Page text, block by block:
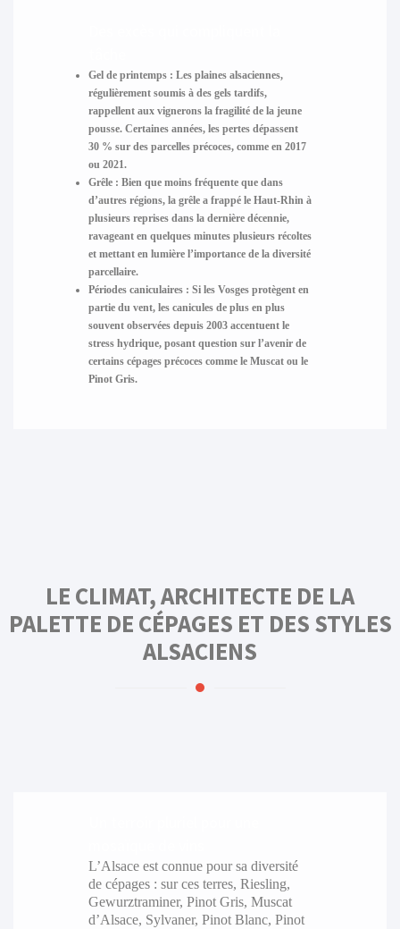
Gel de printemps : Les plaines alsaciennes,
régulièrement soumis à des gels tardifs,
rappellent aux vignerons la fragilité de la jeune
pousse. Certaines années, les pertes dépassent
30 % sur des parcelles précoces, comme en 2017
ou 2021.
Grêle : Bien que moins fréquente que dans
d’autres régions, la grêle a frappé le Haut-Rhin à
plusieurs reprises dans la dernière décennie,
ravageant en quelques minutes plusieurs récoltes
et mettant en lumière l’importance de la diversité
parcellaire.
Périodes caniculaires : Si les Vosges protègent en
partie du vent, les canicules de plus en plus
souvent observées depuis 2003 accentuent le
stress hydrique, posant question sur l’avenir de
certains cépages précoces comme le Muscat ou le
Pinot Gris.
LE CLIMAT, ARCHITECTE DE LA
PALETTE DE CÉPAGES ET DES STYLES
ALSACIENS
L’Alsace est connue pour sa diversité
de cépages : sur ces terres, Riesling,
Gewurztraminer, Pinot Gris, Muscat
d’Alsace, Sylvaner, Pinot Blanc, Pinot